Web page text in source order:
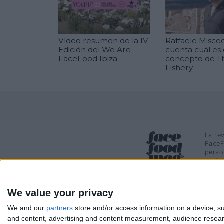
We value your privacy
We and our partners store and/or access information on a device,
and content, advertising and content measurement, audience
Vídeo resumen de la IV
Edición del We Are
FaceFood Ibiza
Raffaele
cuenta cuál es
concepto de
Fishery
La